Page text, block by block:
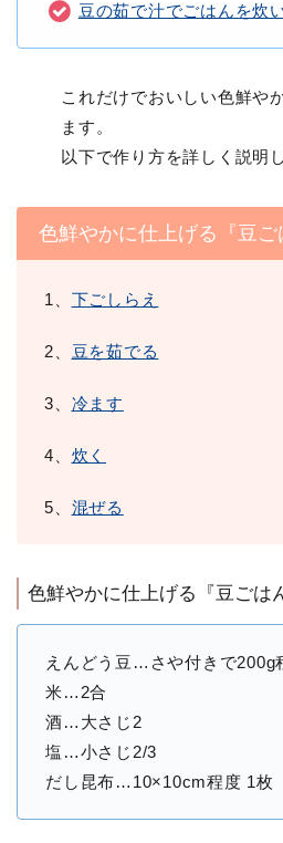
豆の茹で汁でごはんを炊
これだけでおいしい色鮮や
ます。
以下で作り方を詳しく説明
色鮮やかに仕上げる『豆
1、 下ごしらえ
2、 豆を茹でる
3、 冷ます
4、 炊く
5、 混ぜる
色鮮やかに仕上げる『豆ごは
えんどう豆…さや付きで200g
米…2合
酒…大さじ2
塩…小さじ2/3
だし昆布…10×10cm程度 1枚